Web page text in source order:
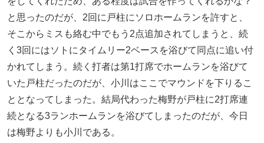
と思ったのだが、2回に戸柱にソロホームランを許すと、
そこからミスも絡む中でもう2点追加されてしまうと、続
く3回にはソトにタイムリー2ベースを浴びて同点に追い付
かれてしまう。続く打者は第1打席でホームランを浴びて
いた戸柱だったのだが、小川はここでマウンドを下りるこ
ととなってしまった。結局代わった梅野が戸柱に2打席連
続となる3ランホームランを浴びてしまったのだが、今日
は梅野よりも小川である。